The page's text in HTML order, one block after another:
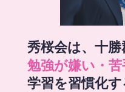
秀桜会は、十
勉強が嫌い・
学習を習慣化